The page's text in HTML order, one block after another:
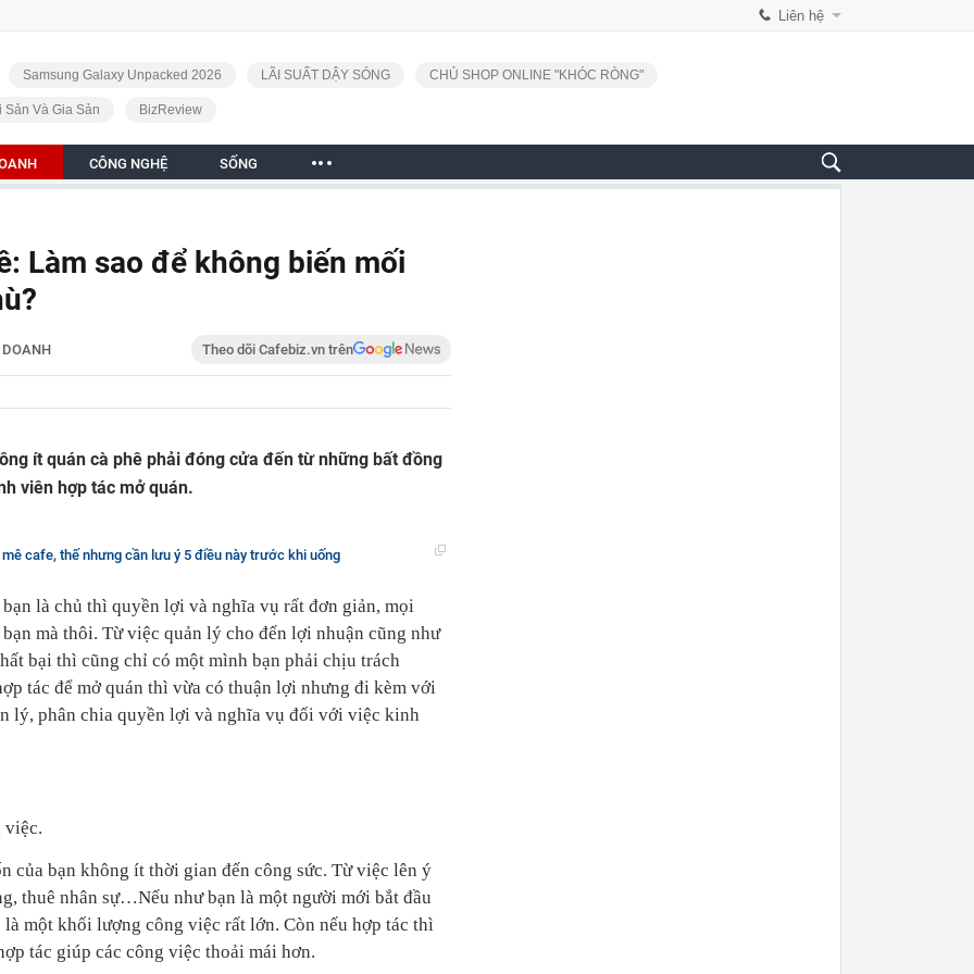
Liên hệ
Samsung Galaxy Unpacked 2026 LÃI SUẤT DẬY SÓNG CHỦ SHOP ONLINE "KHÓC RÒNG"
Sản Và Gia Sản BizReview
CÔNG NGHỆ SỐNG
Làm sao để không biến mối
Theo dõi Cafebiz.vn trên
ít quán cà phê phải đóng cửa đến từ những bất đồng
viên hợp tác mở quán.
cafe, thế nhưng cần lưu ý 5 điều này trước khi uống
là chủ thì quyền lợi và nghĩa vụ rất đơn giản, mọi
mà thôi. Từ việc quản lý cho đến lợi nhuận cũng như
bại thì cũng chỉ có một mình bạn phải chịu trách
tác để mở quán thì vừa có thuận lợi nhưng đi kèm với
lý, phân chia quyền lợi và nghĩa vụ đối với việc kinh
việc.
của bạn không ít thời gian đến công sức. Từ việc lên ý
thuê nhân sự…Nếu như bạn là một người mới bắt đầu
một khối lượng công việc rất lớn. Còn nếu hợp tác thì
tác giúp các công việc thoải mái hơn.